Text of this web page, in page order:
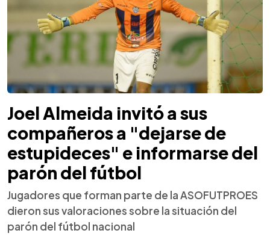
Joel Almeida invitó a sus
compañeros a "dejarse de
estupideces" e informarse del
parón del fútbol
Jugadores que forman parte de la ASOFUTPROES
dieron sus valoraciones sobre la situación del
parón del fútbol nacional